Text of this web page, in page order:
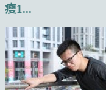
瘦1...